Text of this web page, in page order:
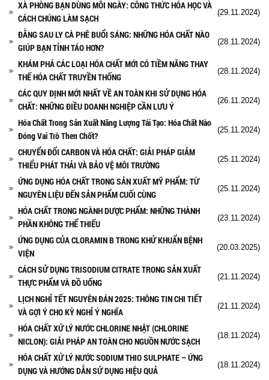
XÀ PHÒNG BẠN DÙNG MỖI NGÀY: CÔNG THỨC HÓA HỌC VÀ
CÁCH CHÚNG LÀM SẠCH
(29.11.2024)
ĐẰNG SAU LY CÀ PHÊ BUỔI SÁNG: NHỮNG HÓA CHẤT NÀO
GIÚP BẠN TỈNH TÁO HƠN?
(28.11.2024)
KHÁM PHÁ CÁC LOẠI HÓA CHẤT MỚI CÓ TIỀM NĂNG THAY
THẾ HÓA CHẤT TRUYỀN THỐNG
(28.11.2024)
CÁC QUY ĐỊNH MỚI NHẤT VỀ AN TOÀN KHI SỬ DỤNG HÓA
CHẤT: NHỮNG ĐIỀU DOANH NGHIỆP CẦN LƯU Ý
(26.11.2024)
Hóa Chất Trong Sản Xuất Năng Lượng Tái Tạo: Hóa Chất Nào
Đóng Vai Trò Then Chốt?
(25.11.2024)
CHUYỂN ĐỔI CARBON VÀ HÓA CHẤT: GIẢI PHÁP GIẢM
THIỂU PHÁT THẢI VÀ BẢO VỆ MÔI TRƯỜNG
(25.11.2024)
ỨNG DỤNG HÓA CHẤT TRONG SẢN XUẤT MỸ PHẨM: TỪ
NGUYÊN LIỆU ĐẾN SẢN PHẨM CUỐI CÙNG
(25.11.2024)
HÓA CHẤT TRONG NGÀNH DƯỢC PHẨM: NHỮNG THÀNH
PHẦN KHÔNG THỂ THIẾU
(23.11.2024)
ỨNG DỤNG CỦA CLORAMIN B TRONG KHỬ KHUẨN BỆNH
VIỆN
(20.03.2025)
CÁCH SỬ DỤNG TRISODIUM CITRATE TRONG SẢN XUẤT
THỰC PHẨM VÀ ĐỒ UỐNG
(21.11.2024)
LỊCH NGHỈ TẾT NGUYÊN ĐÁN 2025: THÔNG TIN CHI TIẾT
VÀ GỢI Ý CHO KỲ NGHỈ Ý NGHĨA
(21.11.2024)
HÓA CHẤT XỬ LÝ NƯỚC CHLORINE NHẬT (CHLORINE
NICLON): GIẢI PHÁP AN TOÀN CHO NGUỒN NƯỚC SẠCH
(18.11.2024)
HÓA CHẤT XỬ LÝ NƯỚC SODIUM THIO SULPHATE – ỨNG
DỤNG VÀ HƯỚNG DẪN SỬ DỤNG HIỆU QUẢ
(18.11.2024)